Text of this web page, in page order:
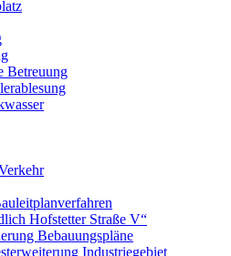
Betreuung
Hofstetter Straße V“
Bebauungspläne
Industriegebiet